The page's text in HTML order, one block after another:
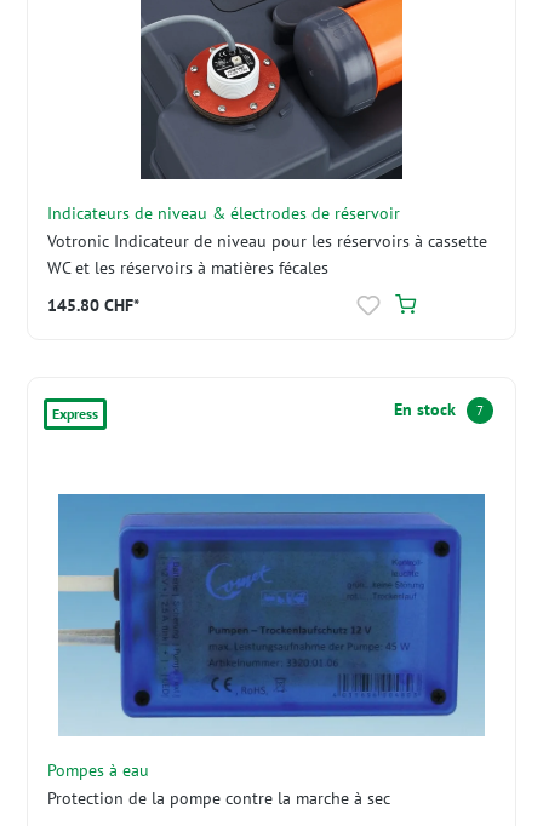
Indicateurs de niveau & électrodes de réservoir
Votronic Indicateur de niveau pour les réservoirs à cassette
WC et les réservoirs à matières fécales
145.80 CHF*
Express En stock 7
Pompes à eau
Protection de la pompe contre la marche à sec